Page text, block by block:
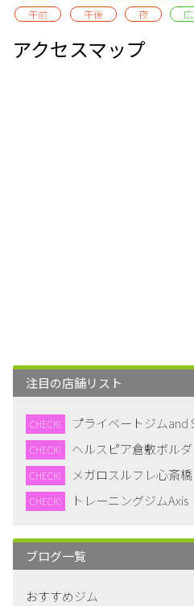
午前
午後 夜
アクセスマップ
注目の店舗リスト
CHECK! プライベートジムand
CHECK! ヘルスピア倉敷ボル
CHECK! メガロスルフレ心斎橋
CHECK! トレーニングジム
ブログ一覧
おすすめジム